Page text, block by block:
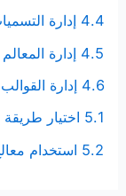
4.4 إدارة التسميات
4.5 إدارة المعالم أو الأحداث المهمة
4.6 إدارة القوالب
5.1 اختيار طريقة إنشاء التطبيق
5.2 استخدام معالج إنشاء التطبيق البسيط